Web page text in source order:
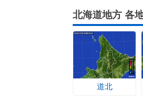
北海道地方 各
道北